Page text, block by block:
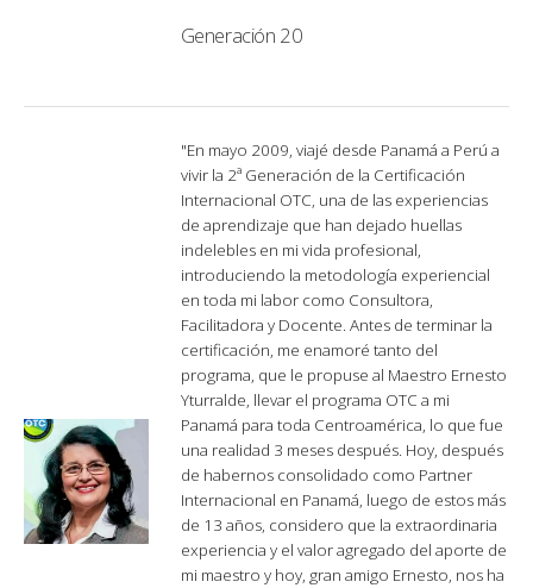
Generación 20
"En mayo 2009, viajé desde Panamá a Perú a
vivir la 2ª Generación de la Certificación
Internacional OTC, una de las experiencias
de aprendizaje que han dejado huellas
indelebles en mi vida profesional,
introduciendo la metodología experiencial
en toda mi labor como Consultora,
Facilitadora y Docente. Antes de terminar la
certificación, me enamoré tanto del
programa, que le propuse al Maestro Ernesto
Yturralde, llevar el programa OTC a mi
Panamá para toda Centroamérica, lo que fue
una realidad 3 meses después. Hoy, después
de habernos consolidado como Partner
Internacional en Panamá, luego de estos más
de 13 años, considero que la extraordinaria
experiencia y el valor agregado del aporte de
mi maestro y hoy, gran amigo Ernesto, nos ha